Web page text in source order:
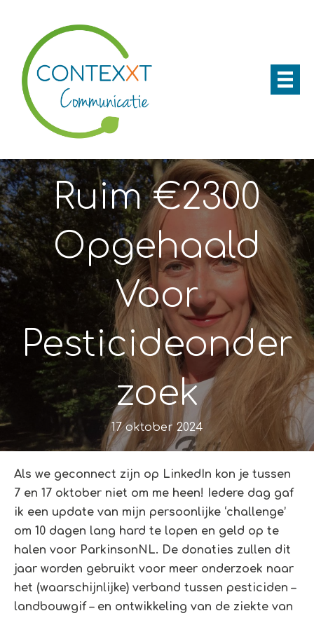
Ruim €2300
Opgehaald
Voor
Pesticideonder
Zoek
17 oktober 2024
Als we geconnect zijn op LinkedIn kon je tussen
7 en 17 oktober niet om me heen! Iedere dag gaf
ik een update van mijn persoonlijke ‘challenge’
om 10 dagen lang hard te lopen en geld op te
halen voor ParkinsonNL. De donaties zullen dit
jaar worden gebruikt voor meer onderzoek naar
het (waarschijnlijke) verband tussen pesticiden –
landbouwgif – en ontwikkeling van de ziekte van